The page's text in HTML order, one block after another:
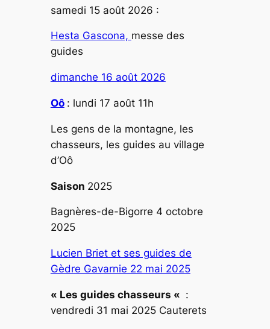
samedi 15 août 2026 :
Hesta Gascona, messe des
guides
dimanche 16 août 2026
Oô : lundi 17 août 11h
Les gens de la montagne, les
chasseurs, les guides au village
d’Oô
Saison 2025
Bagnères-de-Bigorre 4 octobre
2025
Lucien Briet et ses guides de
Gèdre Gavarnie 22 mai 2025
« Les guides chasseurs « :
vendredi 31 mai 2025 Cauterets